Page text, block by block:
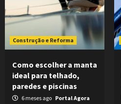
Construção e Reforma
Como escolher a manta
ideal para telhado,
paredes e piscinas
6 meses ago Portal Agora